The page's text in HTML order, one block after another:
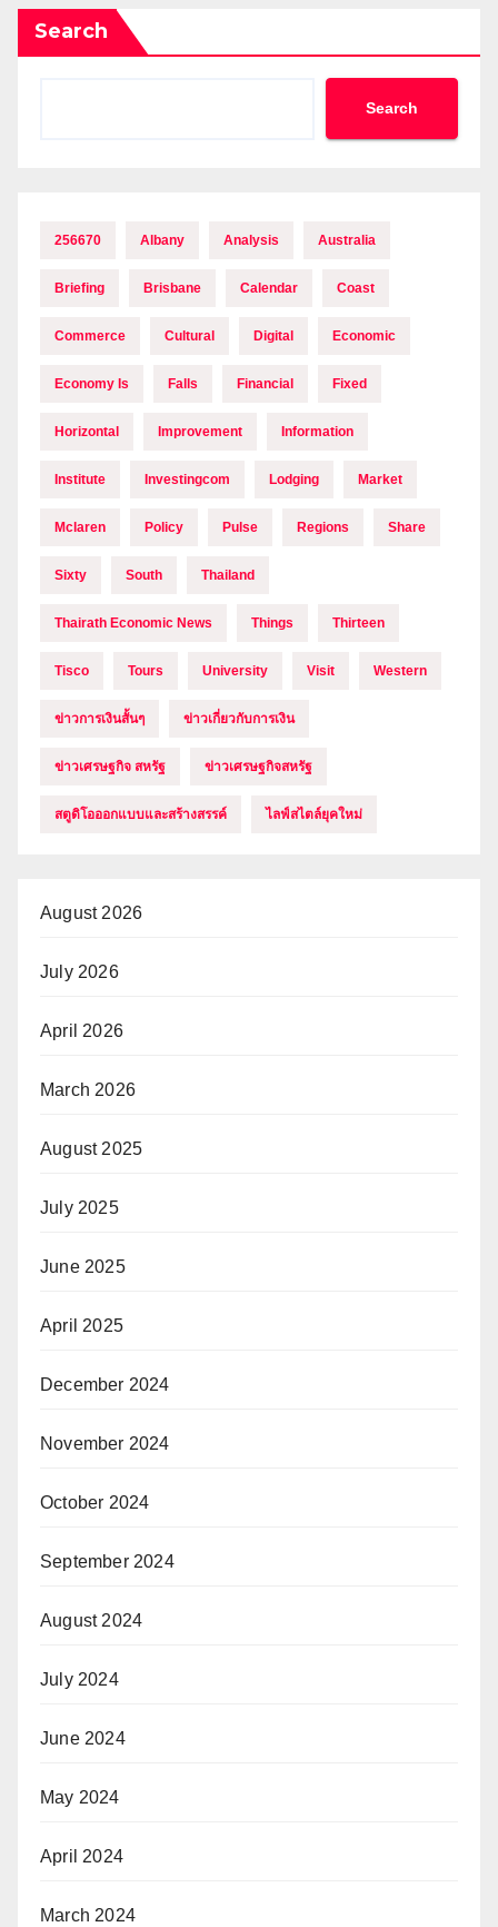
Search
Search
256670 Albany Analysis Australia
Briefing Brisbane Calendar Coast
Commerce Cultural Digital Economic
Economy Is Falls Financial Fixed
Horizontal Improvement Information
Institute Investingcom Lodging Market
Mclaren Policy Pulse Regions Share
Sixty South Thailand
Thairath Economic News Things Thirteen
Tisco Tours University Visit Western
ข่าวการเงินสั้นๆ ข่าวเกี่ยวกับการเงิน
ข่าวเศรษฐกิจ สหรัฐ ข่าวเศรษฐกิจสหรัฐ
สตูดิโอออกแบบและสร้างสรรค์ ไลฟ์สไตล์ยุคใหม่
August 2026
July 2026
April 2026
March 2026
August 2025
July 2025
June 2025
April 2025
December 2024
November 2024
October 2024
September 2024
August 2024
July 2024
June 2024
May 2024
April 2024
March 2024